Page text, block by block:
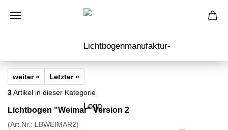
weiter »
Letzter »
3Artikel in dieser Kategorie
Lichtbogen "Weimar" Version 2
(Art.Nr.: LBWEIMAR2)